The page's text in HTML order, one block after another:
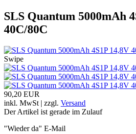
SLS Quantum 5000mAh
40C/80C
Swipe
90,20 EUR
inkl. MwSt | zzgl. Versand
Der Artikel ist gerade im Zulauf
"Wieder da" E-Mail